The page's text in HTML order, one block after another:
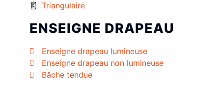
Triangulaire
ENSEIGNE DRAPEAU
Enseigne drapeau lumineuse
Enseigne drapeau non lumineuse
Bâche tendue